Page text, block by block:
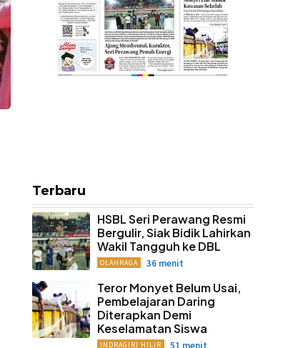
Terbaru
HSBL Seri Perawang Resmi
Bergulir, Siak Bidik Lahirkan
Wakil Tangguh ke DBL
OLAHRAGA 36 menit
Teror Monyet Belum Usai,
Pembelajaran Daring
Diterapkan Demi
Keselamatan Siswa
INDRAGIRI HILIR 51 menit